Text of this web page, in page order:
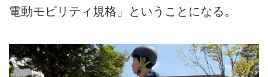
電動モビリティ規格」ということになる。